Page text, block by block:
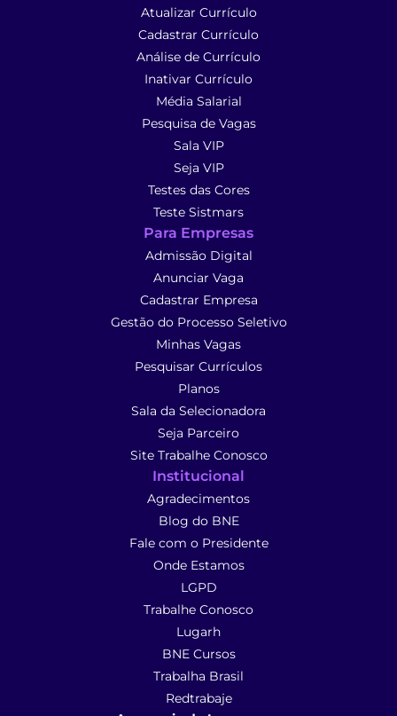
Atualizar Currículo
Cadastrar Currículo
Análise de Currículo
Inativar Currículo
Média Salarial
Pesquisa de Vagas
Sala VIP
Seja VIP
Testes das Cores
Teste Sistmars
Para Empresas
Admissão Digital
Anunciar Vaga
Cadastrar Empresa
Gestão do Processo Seletivo
Minhas Vagas
Pesquisar Currículos
Planos
Sala da Selecionadora
Seja Parceiro
Site Trabalhe Conosco
Institucional
Agradecimentos
Blog do BNE
Fale com o Presidente
Onde Estamos
LGPD
Trabalhe Conosco
Lugarh
BNE Cursos
Trabalha Brasil
Redtrabaje